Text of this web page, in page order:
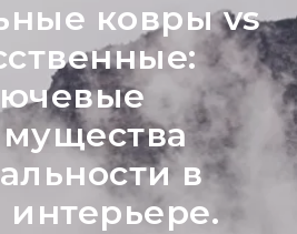
ковры vs
в